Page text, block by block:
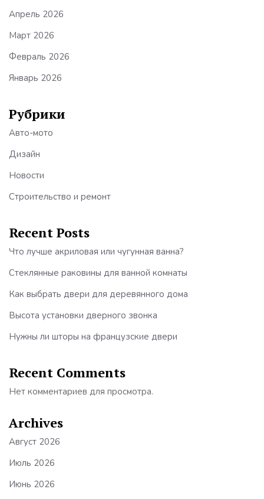
Апрель 2026
Март 2026
Февраль 2026
Январь 2026
Рубрики
Авто-мото
Дизайн
Новости
Строительство и ремонт
Recent Posts
Что лучше акриловая или чугунная ванна?
Стеклянные раковины для ванной комнаты
Как выбрать двери для деревянного дома
Высота установки дверного звонка
Нужны ли шторы на французские двери
Recent Comments
Нет комментариев для просмотра.
Archives
Август 2026
Июль 2026
Июнь 2026